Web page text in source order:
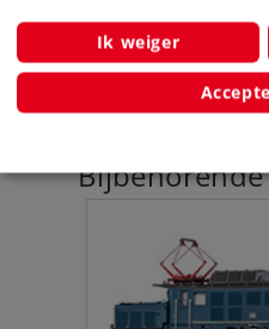
Productinfo
Ik weiger